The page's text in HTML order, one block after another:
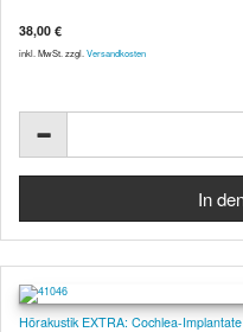
38,00 €
inkl. MwSt. zzgl. Versandkosten
Hörakustik EXTRA: Cochlea-Implantate